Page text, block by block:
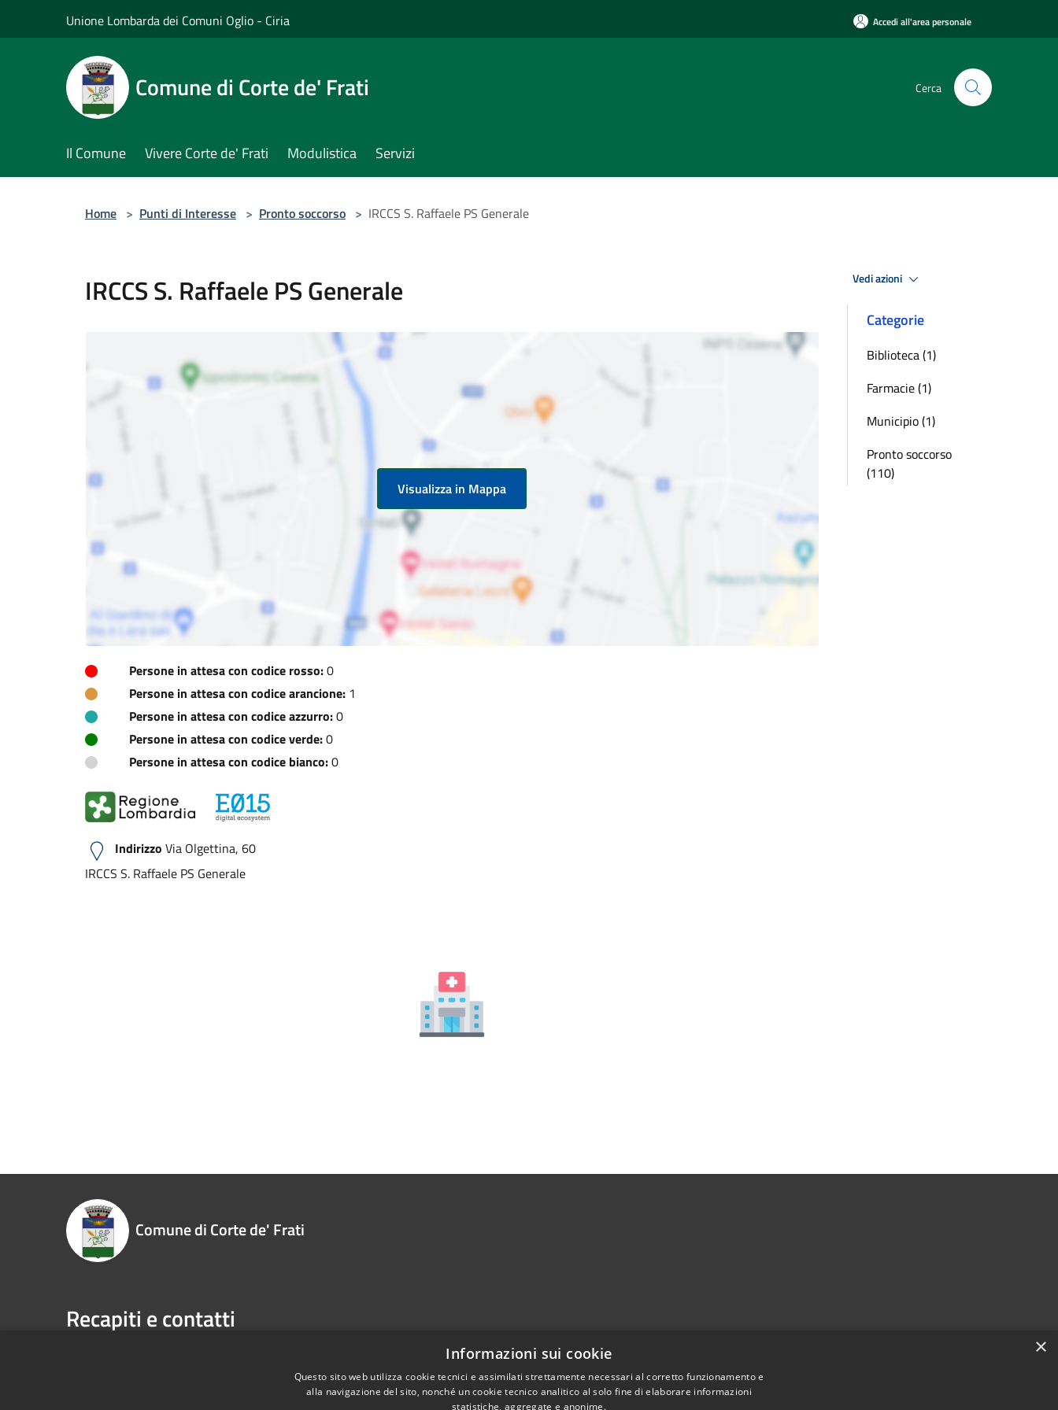
Unione Lombarda dei Comuni Oglio - Ciria Accedi all'area personale
Comune di Corte de' Frati Cerca
Il Comune Vivere Corte de' Frati Modulistica Servizi
Home > Punti di Interesse > Pronto soccorso > IRCCS S. Raffaele PS Generale
IRCCS S. Raffaele PS Generale
Visualizza in Mappa
Persone in attesa con codice rosso:0
Persone in attesa con codice arancione: 1
Persone in attesa con codice azzurro:0
Persone in attesa con codice verde:0
Persone in attesa con codice bianco:0
Indirizzo Via Olgettina, 60
IRCCS S. Raffaele PS Generale
Vedi azioni
Categorie
Biblioteca (1)
Farmacie (1)
Municipio (1)
Pronto soccorso
(110)
Comune di Corte de' Frati
Recapiti e contatti
0372 93121
Email: info@comune.cortedefrati.cr.it
comune.cortedefrati.cr@pec.it
×
Informazioni sui cookie
Questo sito web utilizza cookie tecnici e assimilati strettamente necessari al corretto funzionamento e
alla navigazione del sito, nonché un cookie tecnico analitico al solo fine di elaborare informazioni
statistiche, aggregate e anonime.